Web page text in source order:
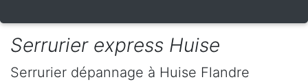
Serrurier express Huise
Serrurier dépannage à Huise Flandre